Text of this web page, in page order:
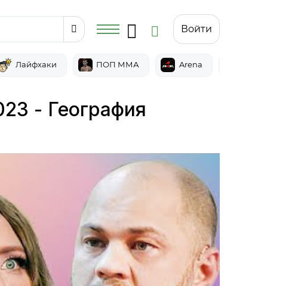
Войти
Лайфхаки ПОП ММА Arena
- География